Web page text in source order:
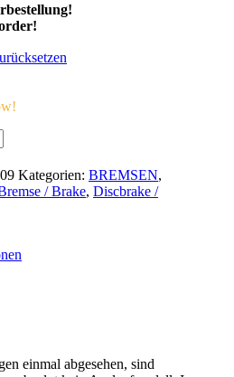
Kategorien: BREMSEN,
/ Brake, Discbrake /
einmal abgesehen, sind